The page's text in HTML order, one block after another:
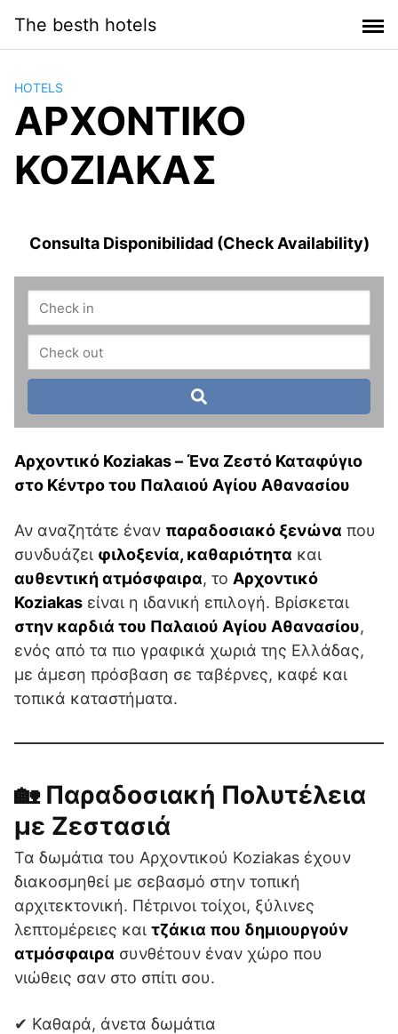
contenido
The besth hotels
HOTELS
ΑΡΧΟΝΤΙΚΟ
ΚΟΖΙΑΚAΣ
Consulta Disponibilidad (Check Availability)
Αρχοντικό Koziakas – Ένα Ζεστό Καταφύγιο
στο Κέντρο του Παλαιού Αγίου Αθανασίου
Αν αναζητάτε έναν παραδοσιακό ξενώνα που
συνδυάζει φιλοξενία, καθαριότητα και
αυθεντική ατμόσφαιρα, το Αρχοντικό
Koziakas είναι η ιδανική επιλογή. Βρίσκεται
στην καρδιά του Παλαιού Αγίου Αθανασίου,
ενός από τα πιο γραφικά χωριά της Ελλάδας,
με άμεση πρόσβαση σε ταβέρνες, καφέ και
τοπικά καταστήματα.
🏡 Παραδοσιακή Πολυτέλεια
με Ζεστασιά
Τα δωμάτια του Αρχοντικού Koziakas έχουν
διακοσμηθεί με σεβασμό στην τοπική
αρχιτεκτονική. Πέτρινοι τοίχοι, ξύλινες
λεπτομέρειες και τζάκια που δημιουργούν
ατμόσφαιρα συνθέτουν έναν χώρο που
νιώθεις σαν στο σπίτι σου.
✔ Καθαρά, άνετα δωμάτια